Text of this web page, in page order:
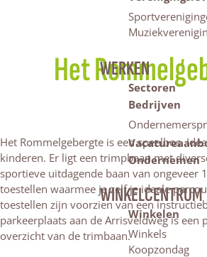
WERKEN
Sectoren
Bedrijven
Ondernemen
WINKELCENTRUM
Winkelen
Winkels
Koopzondag
Het
Het Rommelgebergte is een speelbos.
kinderen. Er ligt een trimpbaan met
sportieve uitdagende baan van ongeveer
toestellen waarmee je zelf je ideale
toestellen zijn voorzien van een
parkeerplaats aan de Arrisveldweg is een
overzicht van de trimbaan.